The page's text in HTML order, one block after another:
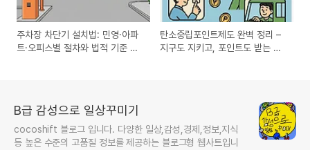
주차장 차단기 설치법: 민영·아파
트·오피스별 절차와 법적 기준 완
탄소중립포인트제도 완벽 정리 –
지구도 지키고, 포인트도 받는 실
B급 감성으로 일상꾸미기
cocoshift 블로그 입니다. 다양한 일상,감성,경제,정보,지식
등 높은 수준의 고품질 정보를 제공하는 블로그형 웹사트입니